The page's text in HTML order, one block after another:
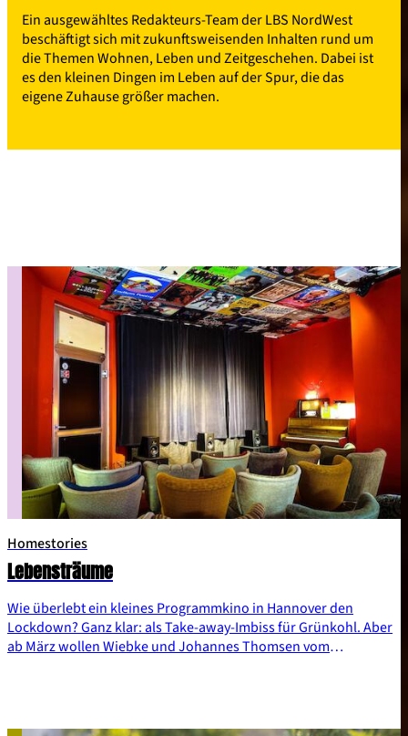
Ein ausgewähltes Redakteurs-Team der LBS NordWest
beschäftigt sich mit zukunftsweisenden Inhalten rund um
die Themen Wohnen, Leben und Zeitgeschehen. Dabei ist
es den kleinen Dingen im Leben auf der Spur, die das
eigene Zuhause größer machen.
Homestories
Lebensträume
Wie überlebt ein kleines Programmkino in Hannover den
Lockdown? Ganz klar: als Take-away-Imbiss für Grünkohl. Aber
ab März wollen Wiebke und Johannes Thomsen vom